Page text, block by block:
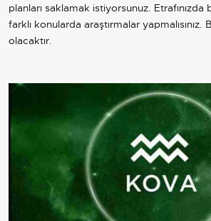
planları saklamak istiyorsunuz. Etrafınızda
farklı konularda araştırmalar yapmalısınız.
olacaktır.